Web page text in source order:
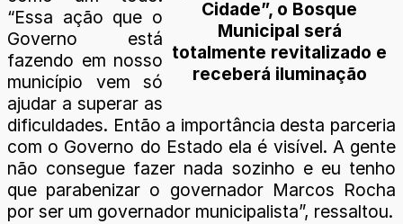
Cidade”, o Bosque
Municipal será
totalmente revitalizado e
receberá iluminação
“Essa ação que o
Governo está
fazendo em nosso
município vem só
ajudar a superar as
dificuldades. Então a importância desta parceria
com o Governo do Estado ela é visível. A gente
não consegue fazer nada sozinho e eu tenho
que parabenizar o governador Marcos Rocha
por ser um governador municipalista”, ressaltou.